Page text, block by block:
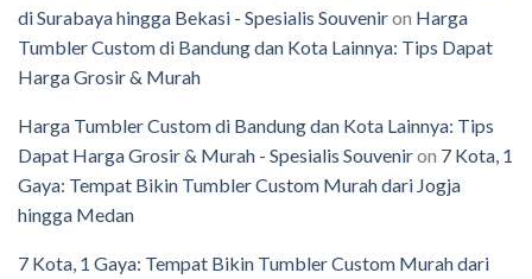
di Surabaya hingga Bekasi - Spesialis Souveniron Harga
Tumbler Custom di Bandung dan Kota Lainnya: Tips Dapat
Harga Grosir & Murah
Harga Tumbler Custom di Bandung dan Kota Lainnya: Tips
Dapat Harga Grosir & Murah - Spesialis Souveniron 7 Kota, 1
Gaya: Tempat Bikin Tumbler Custom Murah dari Jogja
hingga Medan
7 Kota, 1 Gaya: Tempat Bikin Tumbler Custom Murah dari